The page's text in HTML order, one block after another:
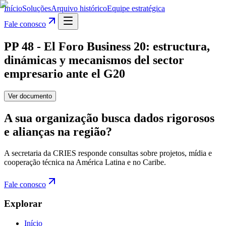
InícioSoluçõesArquivo históricoEquipe estratégica
Fale conosco
PP 48 - El Foro Business 20: estructura,
dinámicas y mecanismos del sector
empresario ante el G20
Ver documento
A sua organização busca dados rigorosos
e alianças na região?
A secretaria da CRIES responde consultas sobre projetos, mídia e
cooperação técnica na América Latina e no Caribe.
Fale conosco
Explorar
Início